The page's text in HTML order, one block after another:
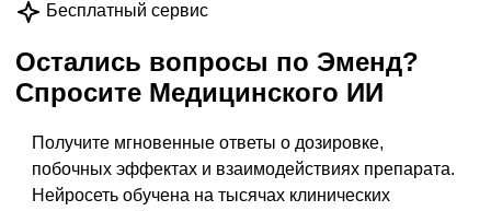
Бесплатный сервис
Остались вопросы по Эменд?
Спросите Медицинского ИИ
Получите мгновенные ответы о дозировке,
побочных эффектах и взаимодействиях препарата.
Нейросеть обучена на тысячах клинических